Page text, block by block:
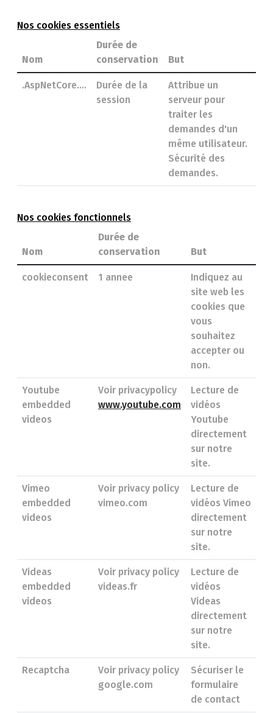
Nos cookies essentiels
Nom
Durée de
conservation
But
.AspNetCore….
Durée de la
session
Attribue un
serveur pour
traiter les
demandes d'un
même utilisateur.
Sécurité des
demandes.
Nos cookies fonctionnels
Nom
Durée de
conservation
But
cookieconsent 1 annee
Indiquez au
site web les
cookies que
vous
souhaitez
accepter ou
non.
Youtube
embedded
videos
Voir privacypolicy
www.youtube.com
Lecture de
vidéos
Youtube
directement
sur notre
site.
Vimeo
embedded
videos
Voir privacy policy
vimeo.com
Lecture de
vidéos Vimeo
directement
sur notre
site.
Videas
embedded
videos
Voir privacy policy
videas.fr
Lecture de
vidéos
Videas
directement
sur notre
site.
Recaptcha
Voir privacy policy
google.com
Sécuriser le
formulaire
de contact